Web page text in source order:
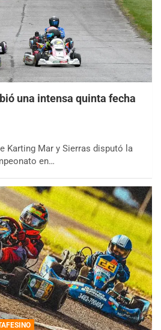
una intensa quinta fecha
Karting Mar y Sierras disputó la
en…